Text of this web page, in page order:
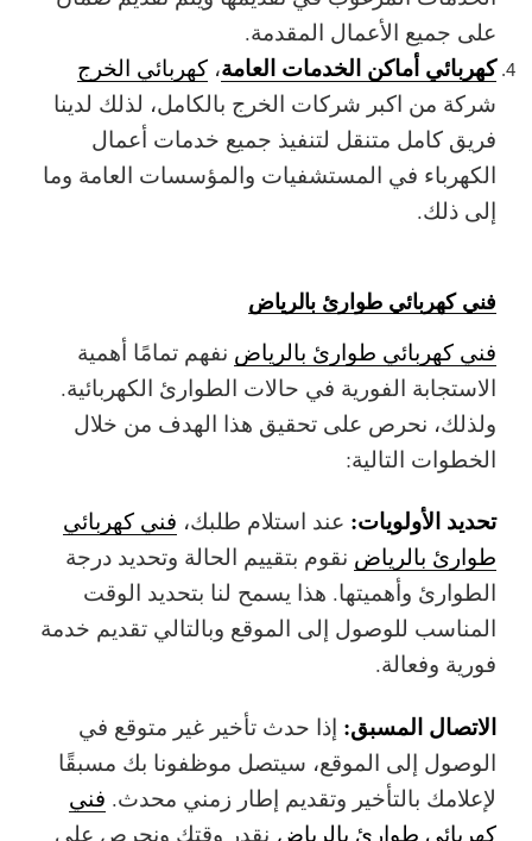
على جميع الأعمال المقدمة.
كهربائي أماكن الخدمات العامة، كهربائي الخرج
شركة من اكبر شركات الخرج بالكامل، لذلك لدينا
فريق كامل متنقل لتنفيذ جميع خدمات أعمال
الكهرباء في المستشفيات والمؤسسات العامة وما
إلى ذلك.
فني كهربائي طوارئ بالرياض
فني كهربائي طوارئ بالرياض نفهم تمامًا أهمية
الاستجابة الفورية في حالات الطوارئ الكهربائية.
ولذلك، نحرص على تحقيق هذا الهدف من خلال
الخطوات التالية:
تحديد الأولويات: عند استلام طلبك، فني كهربائي
طوارئ بالرياض نقوم بتقييم الحالة وتحديد درجة
الطوارئ وأهميتها. هذا يسمح لنا بتحديد الوقت
المناسب للوصول إلى الموقع وبالتالي تقديم خدمة
فورية وفعالة.
الاتصال المسبق: إذا حدث تأخير غير متوقع في
الوصول إلى الموقع، سيتصل موظفونا بك مسبقًا
لإعلامك بالتأخير وتقديم إطار زمني محدث. فني
كهربائي طوارئ بالرياض نقدر وقتك ونحرص على